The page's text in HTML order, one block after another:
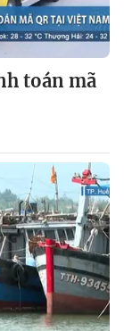
toán mã